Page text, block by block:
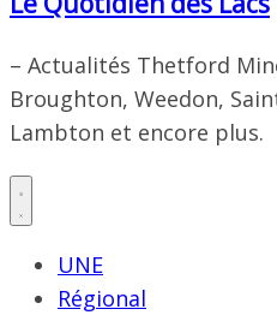
– Actualités Thetford
Broughton, Weedon,
Lambton et encore plus.
UNE
Régional